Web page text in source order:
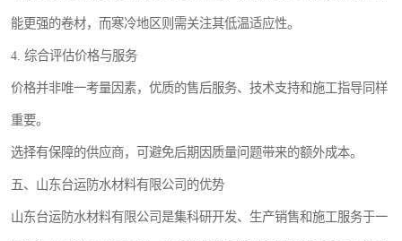
能更强的卷材，而寒冷地区则需关注其低温适应性。
4. 综合评估价格与服务
价格并非唯一考量因素，优质的售后服务、技术支持和施工指导同样
重要。
选择有保障的供应商，可避免后期因质量问题带来的额外成本。
五、山东台运防水材料有限公司的优势
山东台运防水材料有限公司是集科研开发、生产销售和施工服务于一